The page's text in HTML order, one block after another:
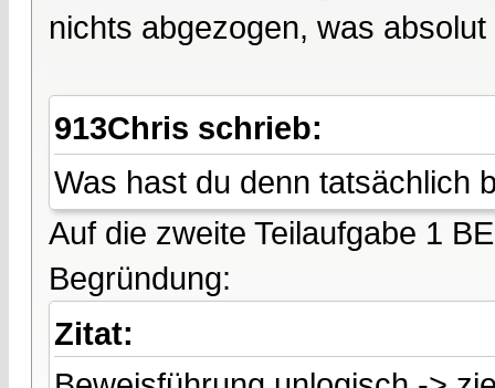
nichts abgezogen, was
913Chris schrieb:
Was hast du denn tatsächlich
Auf die zweite Teilaufgabe 1
Begründung:
Zitat: